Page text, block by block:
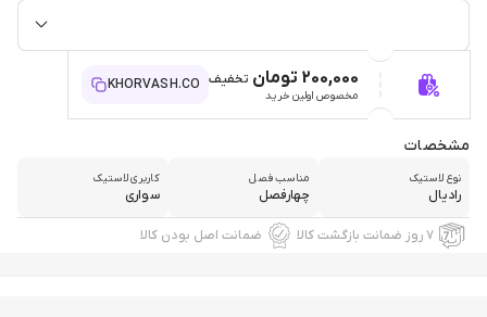
200,000 تومان تخفیف
مخصوص اولین خرید
KHORVASH.CO
مشخصات
نوع لاستیک
رادیال
مناسب فصل
چهارفصل
کاربری لاستیک
سواری
۷ روز ضمانت بازگشت کالا ضمانت اصل بودن کالا